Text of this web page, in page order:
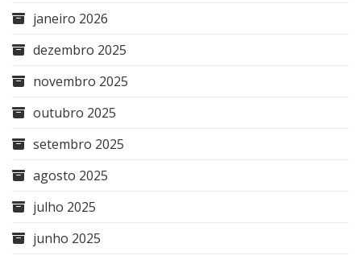
janeiro 2026
dezembro 2025
novembro 2025
outubro 2025
setembro 2025
agosto 2025
julho 2025
junho 2025